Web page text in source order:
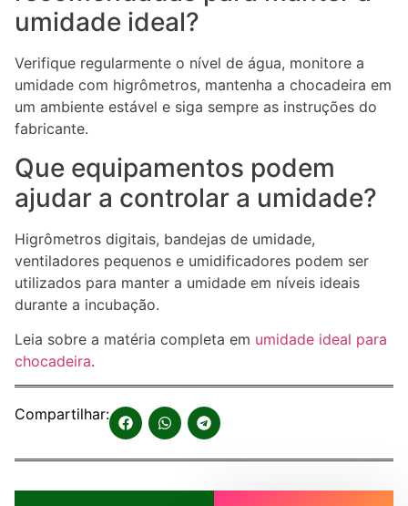
umidade ideal?
Verifique regularmente o nível de água, monitore a
umidade com higrômetros, mantenha a chocadeira em
um ambiente estável e siga sempre as instruções do
fabricante.
Que equipamentos podem
ajudar a controlar a umidade?
Higrômetros digitais, bandejas de umidade,
ventiladores pequenos e umidificadores podem ser
utilizados para manter a umidade em níveis ideais
durante a incubação.
Leia sobre a matéria completa em umidade ideal para
chocadeira.
Compartilhar: